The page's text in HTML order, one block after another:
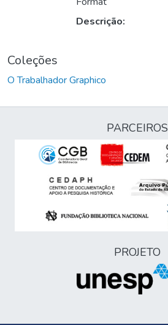
Descrição:
Coleções
O Trabalhador Graphico
PARCEIROS
PROJETO